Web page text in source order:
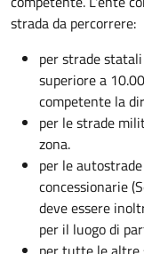
strada da percorrere:
per strade
superiore a
competente la
per le strade
zona.
per le
concessionarie
deve essere
per il luogo di